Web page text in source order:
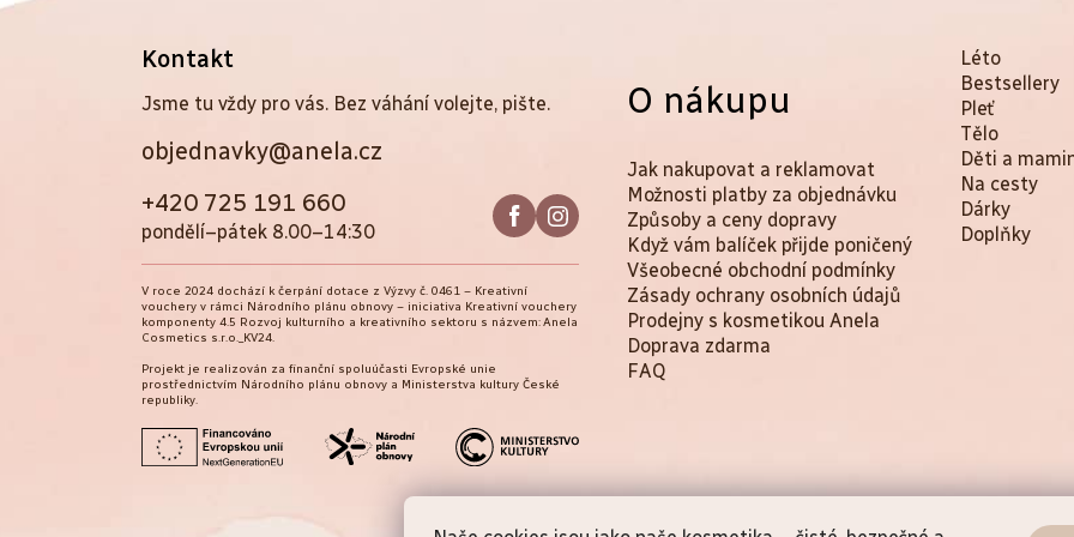
Kontakt
Jsme tu vždy pro vás. Bez váhání volejte, pište.
objednavky@anela.cz
+420 725 191 660
pondělí–pátek 8.00–14:30
V roce 2024 dochází k čerpání dotace z Výzvy č. 0461 – Kreativní
vouchery v rámci Národního plánu obnovy – iniciativa Kreativní vouchery
komponenty 4.5 Rozvoj kulturního a kreativního sektoru s názvem: Anela
Cosmetics s.r.o._KV24.
Projekt je realizován za finanční spoluúčasti Evropské unie
prostřednictvím Národního plánu obnovy a Ministerstva kultury České
republiky.
O nákupu
Jak nakupovat a reklamovat
Možnosti platby za objednávku
Způsoby a ceny dopravy
Když vám balíček přijde poničený
Všeobecné obchodní podmínky
Zásady ochrany osobních údajů
Prodejny s kosmetikou Anela
Doprava zdarma
FAQ
Přeskočit
kategorie
K
a
t
e
g
Léto
Bestsellery
Pleť
Tělo
Děti a
Na cesty
Dárky
Doplňky